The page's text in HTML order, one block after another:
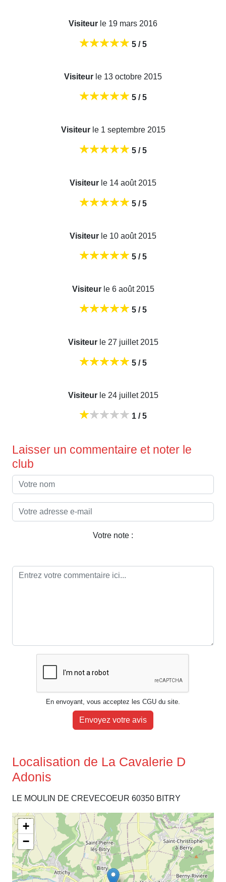
Visiteur le 19 mars 2016
5 / 5
Visiteur le 13 octobre 2015
5 / 5
Visiteurle 1 septembre 2015
5 / 5
Visiteur le 14 août 2015
5 / 5
Visiteur le 10 août 2015
5 / 5
Visiteurle 6 août 2015
5 / 5
Visiteurle 27 juillet 2015
5 / 5
Visiteurle 24 juillet 2015
1 / 5
Laisser un commentaire et noter le
club
Votre note :
En envoyant, vous acceptez les CGU du site.
Envoyez votre avis
Localisation de La Cavalerie D
Adonis
LE MOULIN DE CREVECOEUR 60350 BITRY
+
−